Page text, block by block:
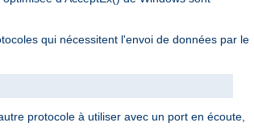
qui nécessitent l'envoi de données par le
protocole à utiliser avec un port en écoute,